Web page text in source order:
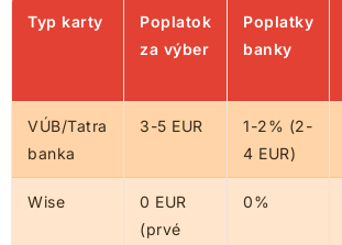
Typ karty
Poplatok
za výber
Poplatky
banky
VÚB/Tatra
banka
3-5 EUR
1-2% (2-
4 EUR)
Wise
0 EUR
(prvé
0%